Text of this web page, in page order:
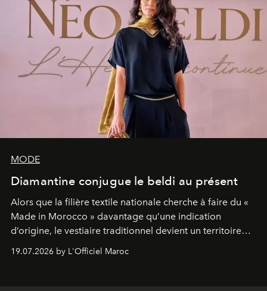
MODE
Diamantine conjugue le beldi au présent
Alors que la filière textile nationale cherche à faire du «
Made in Morocco » davantage qu’une indication
d’origine, le vestiaire traditionnel devient un territoire
révise les proportions et les usages pour l’inscrire dans
19.07.2026 by L'Officiel Maroc